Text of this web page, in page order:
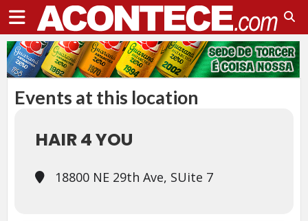
Events at this location
HAIR 4 YOU
18800 NE 29th Ave, SUite 7